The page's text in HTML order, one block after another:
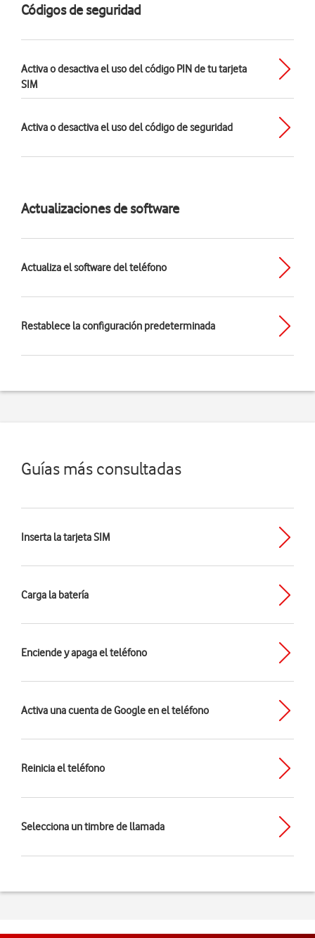
Códigos de seguridad
Activa o desactiva el uso del código PIN de tu tarjeta
SIM
Activa o desactiva el uso del código de seguridad
Actualizaciones de software
Actualiza el software del teléfono
Restablece la configuración predeterminada
Guías más consultadas
Inserta la tarjeta SIM
Carga la batería
Enciende y apaga el teléfono
Activa una cuenta de Google en el teléfono
Reinicia el teléfono
Selecciona un timbre de llamada